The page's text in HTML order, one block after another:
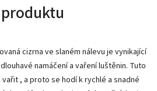
cizrna ve slaném nálevu je vynikající
namáčení a vaření luštěnin. Tuto
, a proto se hodí k rychlé a snadné